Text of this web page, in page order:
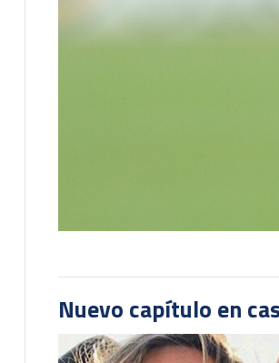
Nuevo capítulo en